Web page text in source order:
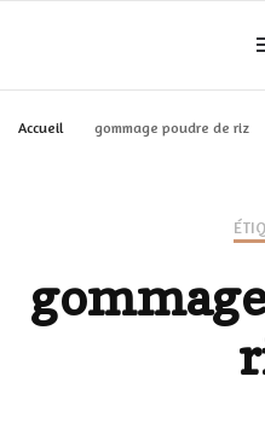
Accueil gommage poudre de riz